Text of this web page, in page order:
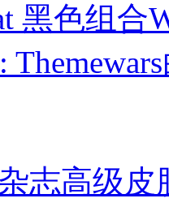
黑色组合
志高级皮